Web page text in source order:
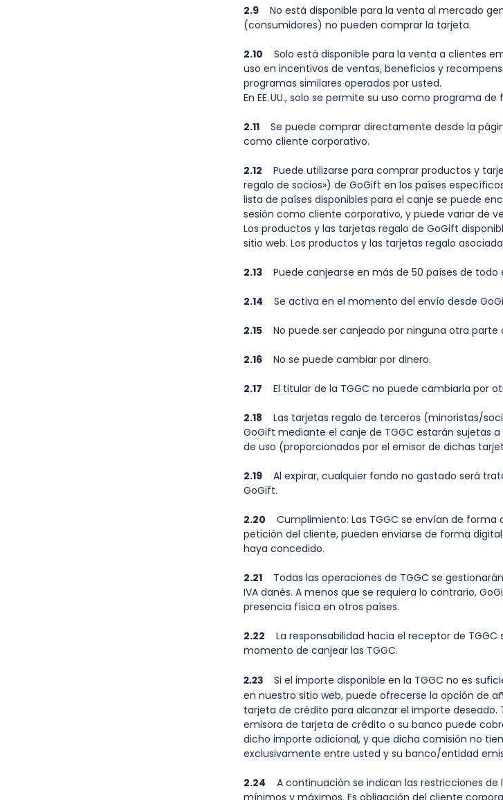
2.9 No está disponible para la venta al mercado
(consumidores) no pueden comprar la tarjeta.
2.10 Solo está disponible para la venta a clientes
uso en incentivos de ventas, beneficios y
programas similares operados por usted.
En EE. UU., solo se permite su uso como programa
2.11 Se puede comprar directamente desde la
como cliente corporativo.
2.12 Puede utilizarse para comprar productos y
regalo de socios») de GoGift en los países
lista de países disponibles para el canje se puede
sesión como cliente corporativo, y puede variar de
Los productos y las tarjetas regalo de GoGift
sitio web. Los productos y las tarjetas regalo
2.13 Puede canjearse en más de 50 países de todo
2.14 Se activa en el momento del envío desde
2.15 No puede ser canjeado por ninguna otra parte
2.16 No se puede cambiar por dinero.
2.17 El titular de la TGGC no puede cambiarla por
2.18 Las tarjetas regalo de terceros (minoristas/
GoGift mediante el canje de TGGC estarán sujetas
de uso (proporcionados por el emisor de dichas
2.19 Al expirar, cualquier fondo no gastado será
GoGift.
2.20 Cumplimiento: Las TGGC se envían de
petición del cliente, pueden enviarse de forma
haya concedido.
2.21 Todas las operaciones de TGGC se
IVA danés. A menos que se requiera lo contrario,
presencia física en otros países.
2.22 La responsabilidad hacia el receptor de
momento de canjear las TGGC.
2.23 Si el importe disponible en la TGGC no es
en nuestro sitio web, puede ofrecerse la opción de
tarjeta de crédito para alcanzar el importe
emisora de tarjeta de crédito o su banco puede
dicho importe adicional, y que dicha comisión no
exclusivamente entre usted y su banco/entidad
2.24 A continuación se indican las restricciones de
mínimos y máximos. Es obligación del cliente